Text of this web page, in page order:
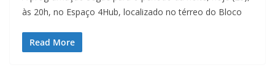
às 20h, no Espaço 4Hub, localizado no térreo do Bloco
Read More